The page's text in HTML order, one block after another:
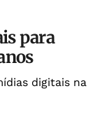
para
digitais na